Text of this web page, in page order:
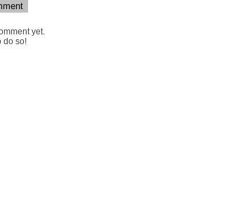
yet.
do so!